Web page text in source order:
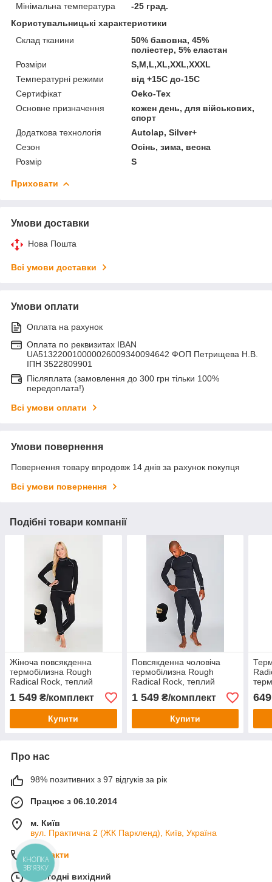
Мінімальна температура
-25 град.
Користувальницькі характеристики
Склад тканини
50% бавовна, 45%
поліестер, 5% еластан
Розміри
S,M,L,XL,XXL,XXXL
Температурні режими
від +15С до-15С
Сертифікат
Oeko-Tex
Основне призначення
кожен день, для військових,
спорт
Додаткова технологія
Аutolap, Silver+
Сезон
Осінь, зима, весна
Розмір
S
Приховати
Умови доставки
Нова Пошта
Всі умови доставки
Умови оплати
Оплата на рахунок
Оплата по реквизитах IBAN
UA513220010000026009340094642 ФОП Петрищева Н.В.
ІПН 3522809901
Післяплата (замовлення до 300 грн тільки 100%
передоплата!)
Всі умови оплати
Умови повернення
Повернення товару впродовж 14 днів за рахунок покупця
Всі умови повернення
Подібні товари компанії
Жіноча повсякденна
термобілизна Rough
Radical Rock, теплий
зимовий комплект
1 549 ₴/комплект
Купити
Повсякденна чоловіча
термобілизна Rough
Radical Rock, теплий
зимовий комплект
1 549₴/комплект
Купити
649
Про нас
98% позитивних з 97 відгуків за рік
Працює з 06.10.2014
м. Київ
вул. Практична 2 (ЖК Паркленд), Київ, Україна
Контакти
Сьогодні вихідний
КНОПКА
ЗВ'ЯЗКУ